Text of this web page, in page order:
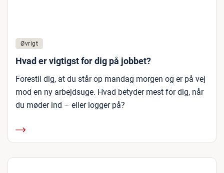
Øvrigt
Hvad er vigtigst for dig på jobbet?
Forestil dig, at du står op mandag morgen og er på vej
mod en ny arbejdsuge. Hvad betyder mest for dig, når
du møder ind – eller logger på?